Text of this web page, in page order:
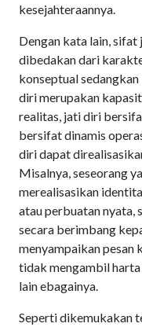
kesejahteraannya.
Dengan kata lain,
dibedakan dari
konseptual
diri merupakan
realitas, jati diri
bersifat dinamis
diri dapat
Misalnya, seseorang
merealisasikan
atau perbuatan nyata,
secara berimbang
menyampaikan pesan
tidak mengambil
lain ebagainya.
Seperti dikemukakan